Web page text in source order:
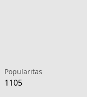
Popularitas
1105